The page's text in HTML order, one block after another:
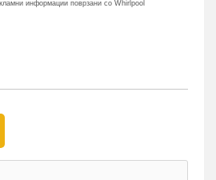
информации поврзани со Whirlpool